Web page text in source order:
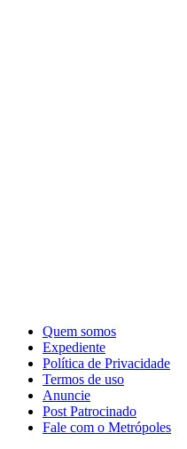
Quem somos
Expediente
Política de Privacidade
Termos de uso
Anuncie
Post Patrocinado
Fale com o Metrópoles